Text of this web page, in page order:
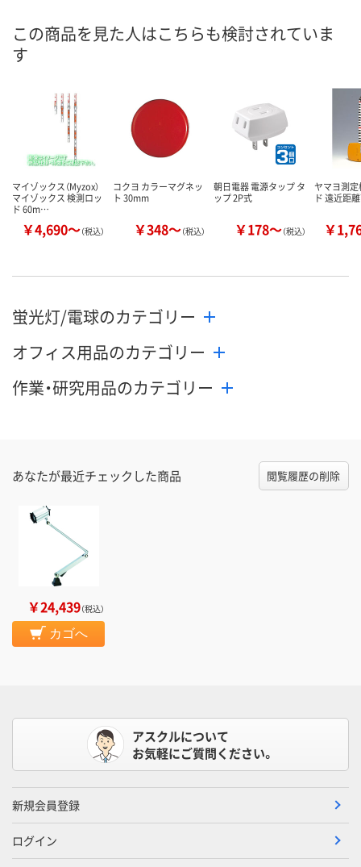
この商品を見た人はこちらも検討されていま
す
マイゾックス（Myzox）
マイゾックス 検測ロッ
ド 60m…
￥4,690～（税込）
コクヨ カラーマグネッ
ト 30mm
￥348～（税込）
朝日電器 電源タップ タ
ップ 2P式
￥178～（税込）
ヤマヨ測
ド 遠近距
￥
蛍光灯/電球のカテゴリー
オフィス用品のカテゴリー
作業・研究用品のカテゴリー
あなたが最近チェックした商品 閲覧履歴の削除
￥24,439（税込）
カゴへ
アスクルについて
お気軽にご質問ください。
新規会員登録
ログイン